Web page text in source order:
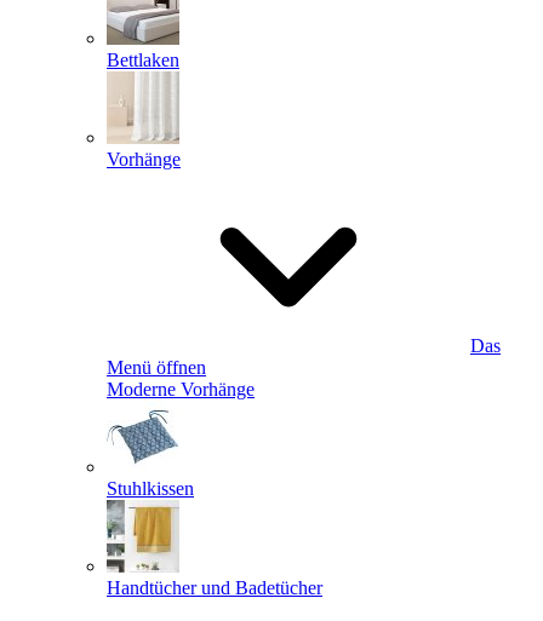
Bettlaken
Vorhänge
Das
Menü öffnen
Moderne Vorhänge
Stuhlkissen
Handtücher und Badetücher